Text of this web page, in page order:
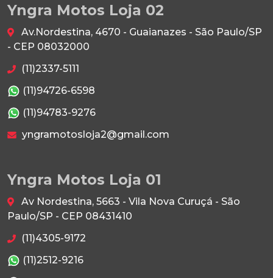
Yngra Motos Loja 02
Av.Nordestina, 4670 - Guaianazes - São Paulo/SP
- CEP 08032000
(11)2337-5111
(11)94726-6598
(11)94783-9276
yngramotosloja2@gmail.com
Yngra Motos Loja 01
Av Nordestina, 5663 - Vila Nova Curuçá - São
Paulo/SP - CEP 08431410
(11)4305-9172
(11)2512-9216